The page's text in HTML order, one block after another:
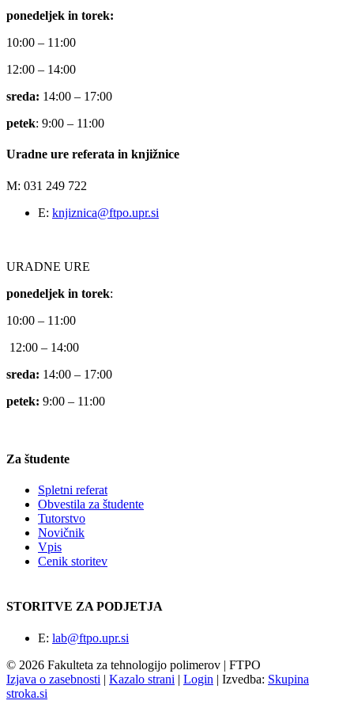
ponedeljek in torek:
10:00 – 11:00
12:00 – 14:00
sreda: 14:00 – 17:00
petek: 9:00 – 11:00
Uradne ure referata in knjižnice
M: 031 249 722
E: knjiznica@ftpo.upr.si
URADNE URE
ponedeljek in torek:
10:00 – 11:00
12:00 – 14:00
sreda: 14:00 – 17:00
petek: 9:00 – 11:00
Za študente
Spletni referat
Obvestila za študente
Tutorstvo
Novičnik
Vpis
Cenik storitev
STORITVE ZA PODJETJA
E: lab@ftpo.upr.si
© 2026 Fakulteta za tehnologijo polimerov | FTPO
Izjava o zasebnosti | Kazalo strani | Login | Izvedba: Skupina
stroka.si